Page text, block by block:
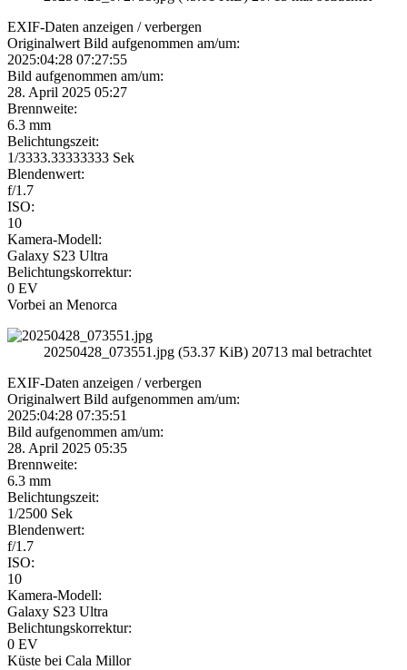
EXIF-Daten anzeigen / verbergen
Originalwert Bild aufgenommen am/um:
2025:04:28 07:27:55
Bild aufgenommen am/um:
28. April 2025 05:27
Brennweite:
6.3 mm
Belichtungszeit:
1/3333.33333333 Sek
Blendenwert:
f/1.7
ISO:
10
Kamera-Modell:
Galaxy S23 Ultra
Belichtungskorrektur:
0 EV
Vorbei an Menorca
20250428_073551.jpg (53.37 KiB) 20713 mal betrachtet
EXIF-Daten anzeigen / verbergen
Originalwert Bild aufgenommen am/um:
2025:04:28 07:35:51
Bild aufgenommen am/um:
28. April 2025 05:35
Brennweite:
6.3 mm
Belichtungszeit:
1/2500 Sek
Blendenwert:
f/1.7
ISO:
10
Kamera-Modell:
Galaxy S23 Ultra
Belichtungskorrektur:
0 EV
Küste bei Cala Millor